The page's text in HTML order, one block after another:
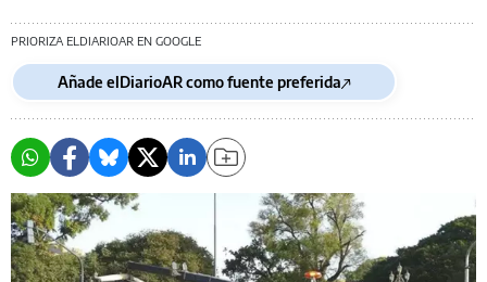
PRIORIZA ELDIARIOAR EN GOOGLE
Añade elDiarioAR como fuente preferida